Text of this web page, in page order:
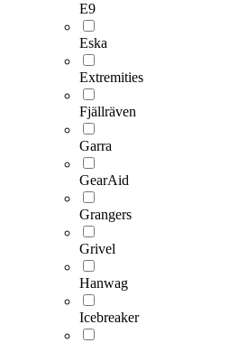
E9
Eska
Extremities
Fjällräven
Garra
GearAid
Grangers
Grivel
Hanwag
Icebreaker